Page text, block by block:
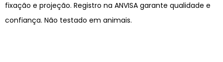
fixação e projeção. Registro na ANVISA garante qualidade e
confiança. Não testado em animais.